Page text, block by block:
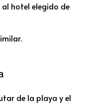
hotel elegido de
de la playa y el